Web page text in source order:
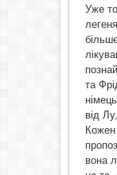
Уже
та
від
Кожен
вона